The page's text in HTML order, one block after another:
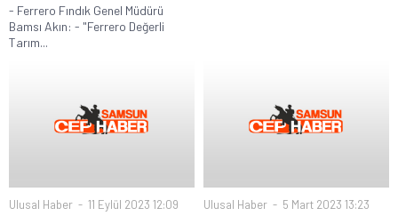
- Ferrero Fındık Genel Müdürü
Bamsı Akın: - "Ferrero Değerli
Tarım...
Ulusal Haber 11 Eylül 2023 12:09 Ulusal Haber 5 Mart 2023 13:23